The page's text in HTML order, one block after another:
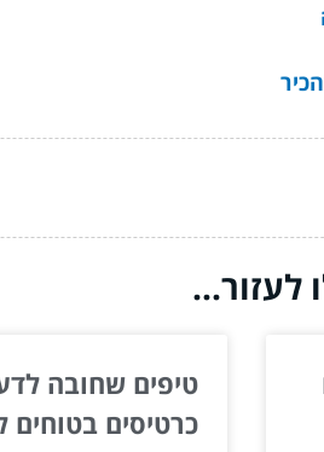
לעזור...
טיפים שחובה
כרטיסים בטוחים